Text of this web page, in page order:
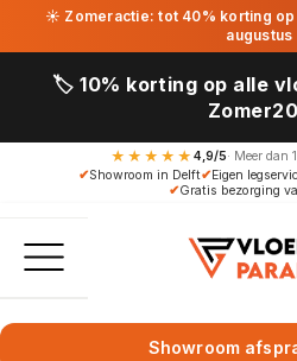
☀ Zomeractie: tot 40% korting
augustus
🏷️ 10% korting op alle
★★★★★ 4,9/5· Meer dan
✔Showroom in Delft✔Eigen
✔Gratis bezorging
Showroom